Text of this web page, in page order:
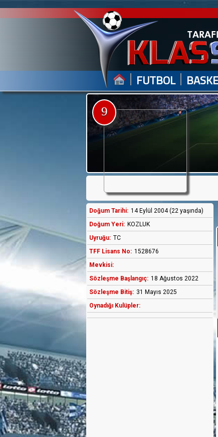
| FUTBOL |
9
Doğum Tarihi: 14 Eylül 2004 (22 yaşında)
Doğum Yeri: KOZLUK
Uyruğu: TC
TFF Lisans No: 1528676
Mevkisi:
Sözleşme Başlangıç: 18 Ağustos 2022
Sözleşme Bitiş: 31 Mayıs 2025
Oynadığı Kulüpler: